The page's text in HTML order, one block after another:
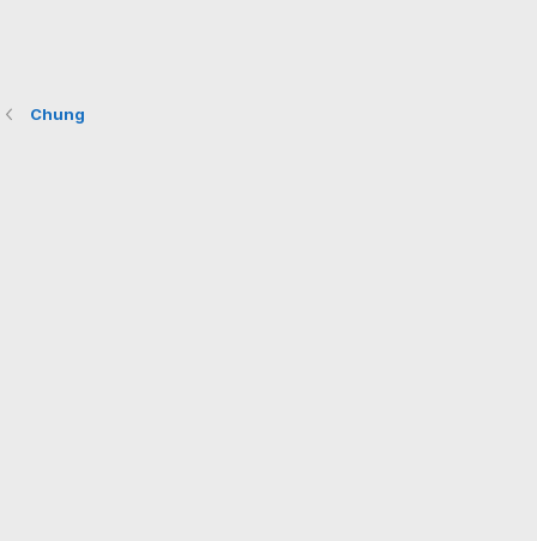
Chung